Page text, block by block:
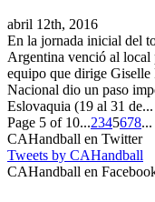
abril 12th, 2016
En la jornada inicial del
Argentina venció al local
equipo que dirige Giselle
Nacional dio un paso
Eslovaquia (19 al 31 de...
Page 5 of 10...2345678...
CAHandball en Twitter
Tweets by CAHandball
CAHandball en